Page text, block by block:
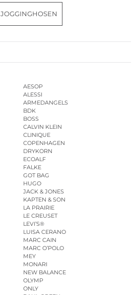
JOGGINGHOSEN
AESOP
ALESSI
ARMEDANGELS
BDK
BOSS
CALVIN KLEIN
CLINIQUE
COPENHAGEN
DRYKORN
ECOALF
FALKE
GOT BAG
HUGO
JACK & JONES
KAPTEN & SON
LA PRAIRIE
LE CREUSET
LEVI’S®
LUISA CERANO
MARC CAIN
MARC O’POLO
MEY
MONARI
NEW BALANCE
OLYMP
ONLY